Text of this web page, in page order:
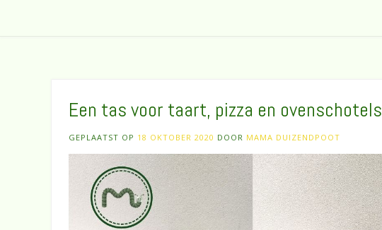
Een tas voor taart, pizza en ovenschotels
GEPLAATST OP 18 OKTOBER 2020 DOOR MAMA DUIZENDPOOT